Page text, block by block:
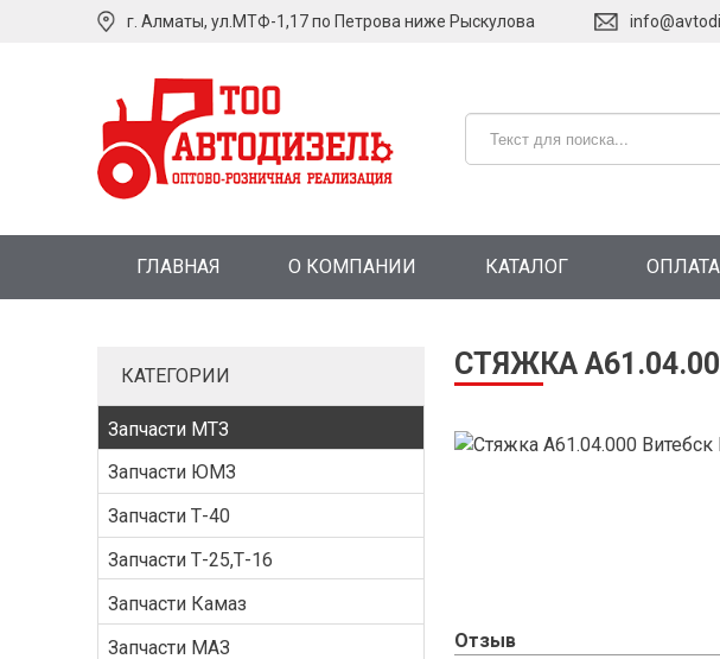
г. Алматы, ул.МТФ-1,17 по Петрова ниже Рыскулова
ГЛАВНАЯ О КОМПАНИИ КАТАЛОГ ОПЛАТА
КАТЕГОРИИ
Запчасти МТЗ
Запчасти ЮМЗ
Запчасти Т-40
Запчасти Т-25,Т-16
Запчасти Камаз
Запчасти МАЗ
СТЯЖКА
Отзыв